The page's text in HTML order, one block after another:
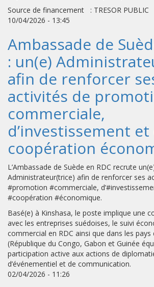
Source de financement : TRESOR PUBLIC
10/04/2026 - 13:45
Ambassade de
: un(e)
afin de renforcer
activités de
commerciale,
d’investissement et
coopération
L’Ambassade de Suède en RDC recrute
Administrateur(trice) afin de renforcer ses
#promotion #commerciale,
#coopération #économique.
Basé(e) à Kinshasa, le poste implique une
avec les entreprises suédoises, le suivi
commercial en RDC ainsi que dans les pays
(République du Congo, Gabon et Guinée
participation active aux actions de
d’événementiel et de communication.
02/04/2026 - 11:26